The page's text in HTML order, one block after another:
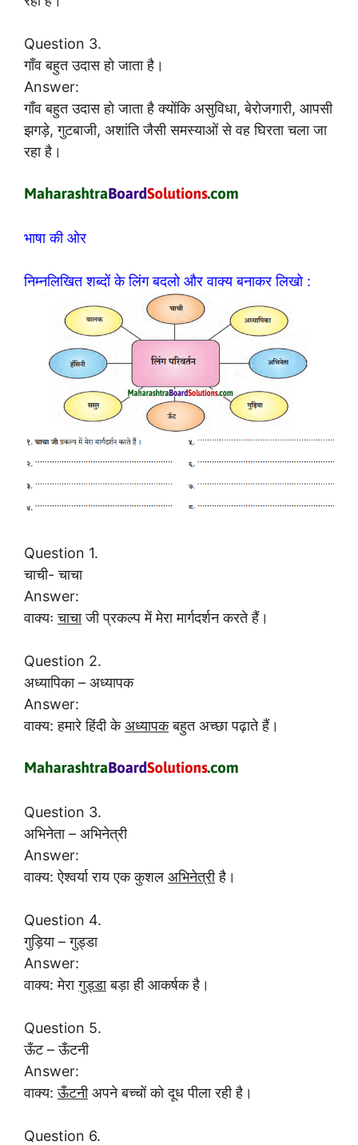
Question 3.
गाँव बहुत उदास हो जाता है।
Answer:
गाँव बहुत उदास हो जाता है क्योंकि असुविधा, बेरोजगारी, आपसी
झगड़े, गुटबाजी, अशांति जैसी समस्याओं से वह घिरता चला जा
रहा है।
भाषा की ओर
निम्नलिखित शब्दों के लिंग बदलो और वाक्य बनाकर लिखो :
Question 1.
चाची- चाचा
Answer:
वाक्यःचाचाजी प्रकल्प में मेरा मार्गदर्शन करते हैं।
Question 2.
अध्यापिका – अध्यापक
Answer:
वाक्य: हमारे हिंदी केअध्यापकबहुत अच्छा पढ़ाते हैं।
Question 3.
अभिनेता – अभिनेत्री
Answer:
वाक्य: ऐश्वर्या राय एक कुशल अभिनेत्रीहै।
Question 4.
गुड़िया – गुड्डा
Answer:
वाक्य: मेरागुड्डाबड़ा ही आकर्षक है।
Question 5.
ऊँट – ऊँटनी
Answer:
वाक्य:ऊँटनीअपने बच्चों को दूध पीला रही है।
Question 6.